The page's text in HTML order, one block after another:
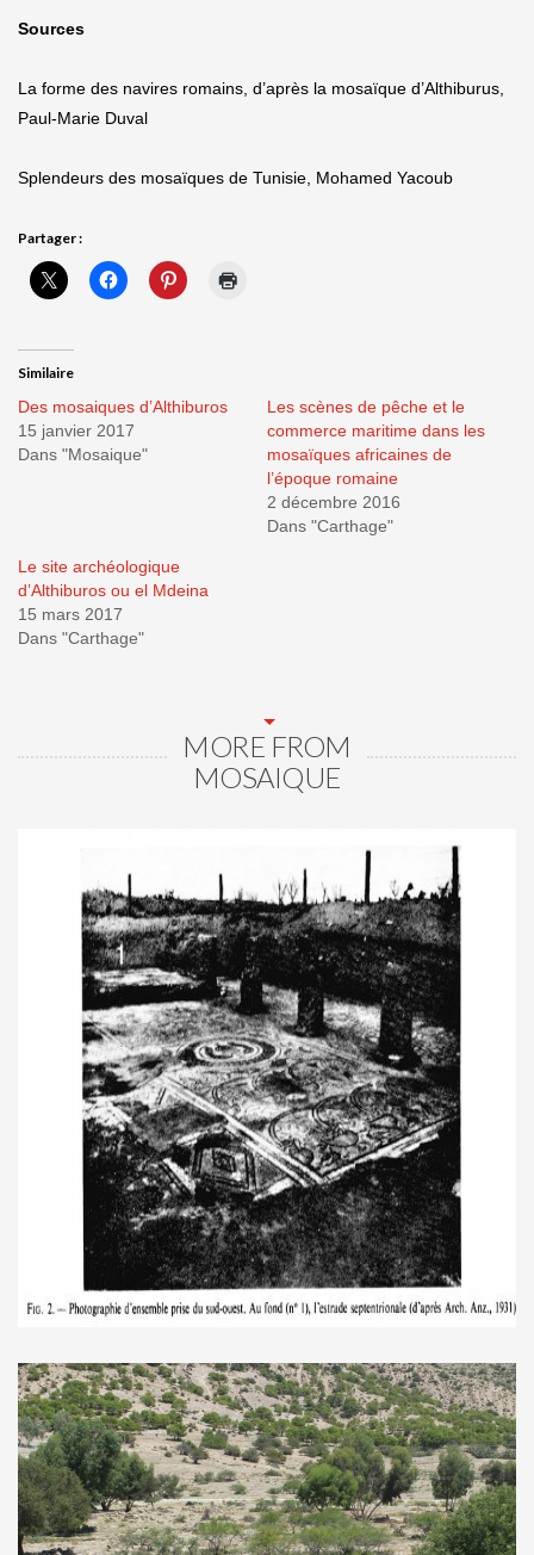
Sources
La forme des navires romains, d’après la mosaïque d’Althiburus,
Paul-Marie Duval
Splendeurs des mosaïques de Tunisie, Mohamed Yacoub
Partager :
Similaire
Des mosaiques d’Althiburos
15 janvier 2017
Dans "Mosaique"
Les scènes de pêche et le
commerce maritime dans les
mosaïques africaines de
l’époque romaine
2 décembre 2016
Dans "Carthage"
Le site archéologique
d’Althiburos ou el Mdeina
15 mars 2017
Dans "Carthage"
MORE FROM
MOSAIQUE